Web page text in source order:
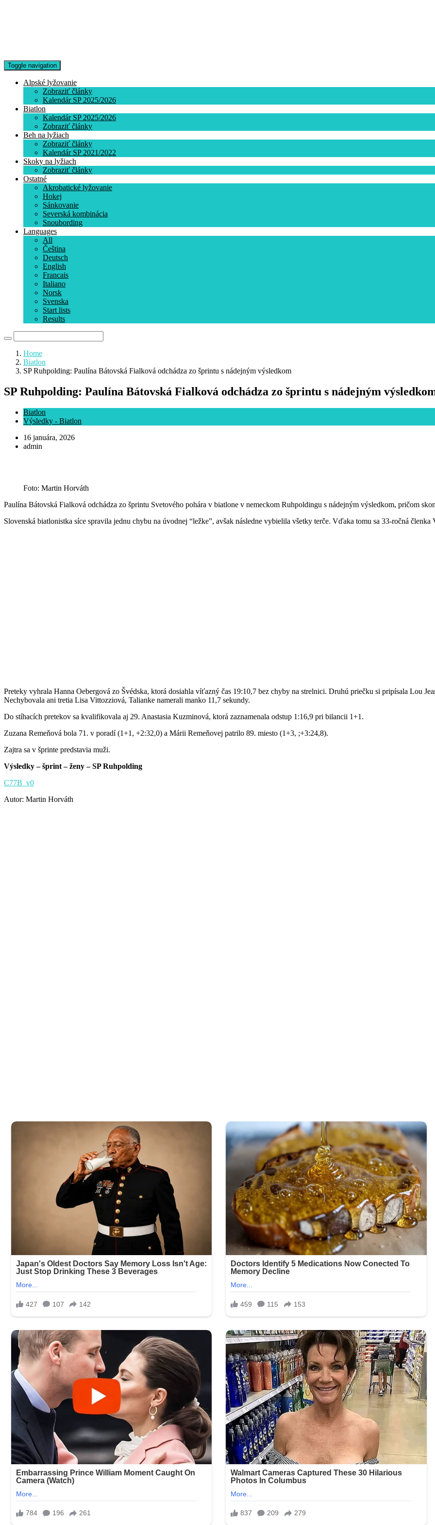
Toggle navigation
Alpské lyžovanie
Zobraziť články
Kalendár SP 2025/2026
Biatlon
Kalendár SP 2025/2026
Zobraziť články
Beh na lyžiach
Zobraziť články
Kalendár SP 2021/2022
Skoky na lyžiach
Zobraziť články
Ostatné
Akrobatické lyžovanie
Hokej
Sánkovanie
Severská kombinácia
Snoubording
Languages
All
Čeština
Deutsch
English
Francais
Italiano
Norsk
Svenska
Start lists
Results
Home
Biatlon
SP Ruhpolding: Paulína Bátovská Fialková odchádza zo šprintu s nádejným výsledkom
SP Ruhpolding: Paulína Bátovská Fialková odchádza zo šprintu s nádejným
Biatlon
Výsledky - Biatlon
16 januára, 2026
admin
Foto: Martin Horváth
Paulína Bátovská Fialková odchádza zo šprintu Svetového pohára v biatlone v nemeckom Ruhpoldingu s nádejným výsledkom, pričom
Slovenská biatlonistka síce spravila jednu chybu na úvodnej “ležke”, avšak následne vybielila všetky terče. Vďaka tomu sa 33-ročná
Preteky vyhrala Hanna Oebergová zo Švédska, ktorá dosiahla víťazný čas 19:10,7 bez chyby na strelnici. Druhú priečku si pripísala Lou
Nechybovala ani tretia Lisa Vittozziová, Talianke namerali manko 11,7 sekundy.
Do stíhacích pretekov sa kvalifikovala aj 29. Anastasia Kuzminová, ktorá zaznamenala odstup 1:16,9 pri bilancii 1+1.
Zuzana Remeňová bola 71. v poradí (1+1, +2:32,0) a Márii Remeňovej patrilo 89. miesto (1+3, ;+3:24,8).
Zajtra sa v šprinte predstavia muži.
Výsledky – šprint – ženy – SP Ruhpolding
C77B_v0
Autor: Martin Horváth